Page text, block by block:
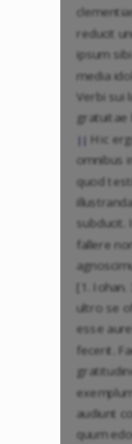
reducit
ipsum
media
Verbi sui
gratuitae
|| Hic
omnibus
quod
subducit.
fallere
[1. Iohan.
ultro se
esse
fecerit.
audiunt
quum